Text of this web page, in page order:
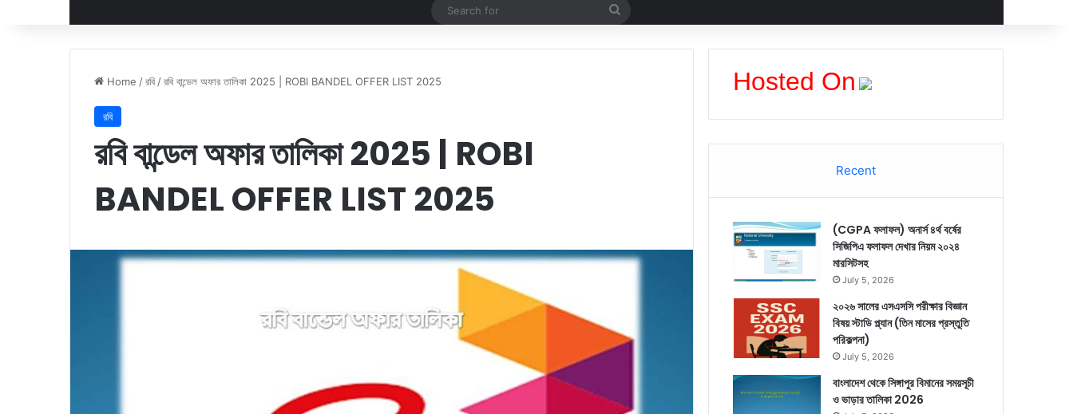
Search
Home /রবি /রবি বান্ডেল অফার তালিকা 2025 | ROBI BANDEL OFFER LIST 2025
রবি
রবি বান্ডেল অফার তালিকা 2025 | ROBI
BANDEL OFFER LIST 2025
Hosted On
Recent
(CGPA ফলাফল) অনার্স ৪র্থ বর্ষের
সিজিপিএ ফলাফল দেখার নিয়ম ২০২৪
মারসিটসহ
July 5, 2026
২০২৬ সালের এসএসসি পরীক্ষার বিজ্ঞান
বিষয় স্টাডি প্ল্যান (তিন মাসের প্রস্তুতি
পরিকল্পনা)
July 5, 2026
বাংলাদেশ থেকে সিঙ্গাপুর বিমানের সময়সূচী
ও ভাড়ার তালিকা 2026